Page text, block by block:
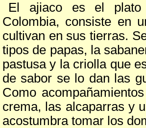
El ajiaco es el plato
Colombia, consiste en
cultivan en sus tierras.
tipos de papas, la
pastusa y la criolla que
de sabor se lo dan las
Como
crema, las alcaparras y
acostumbra tomar los